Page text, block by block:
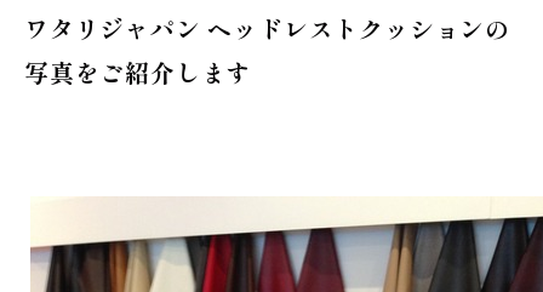
ワタリジャパン ヘッドレストクッションの
写真をご紹介します